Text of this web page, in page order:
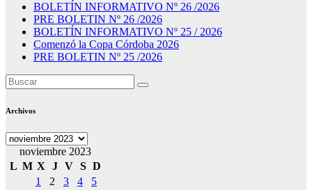
BOLETÍN INFORMATIVO Nº 26 /2026
PRE BOLETIN Nº 26 /2026
BOLETÍN INFORMATIVO Nº 25 / 2026
Comenzó la Copa Córdoba 2026
PRE BOLETIN Nº 25 /2026
Archivos
Archivos
noviembre 2023
L M X J V S D
1
2 3 4
5